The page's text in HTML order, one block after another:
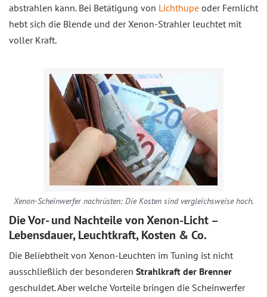
abstrahlen kann. Bei Betätigung von Lichthupe oder Fernlicht
hebt sich die Blende und der Xenon-Strahler leuchtet mit
voller Kraft.
Xenon-Scheinwerfer nachrüsten: Die Kosten sind vergleichsweise hoch.
Die Vor- und Nachteile von Xenon-Licht –
Lebensdauer, Leuchtkraft, Kosten & Co.
Die Beliebtheit von Xenon-Leuchten im Tuning ist nicht
ausschließlich der besonderen Strahlkraft der Brenner
geschuldet. Aber welche Vorteile bringen die Scheinwerfer